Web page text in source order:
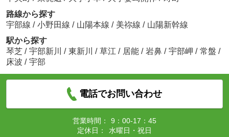
路線から探す
宇部線 / 小野田線 / 山陽本線 / 美祢線 / 山陽新幹線
駅から探す
琴芝 / 宇部新川 / 東新川 / 草江 / 居能 / 岩鼻 / 宇部岬 / 常盤 /
床波 / 宇部
電話でお問い合わせ
営業時間：
9：00-17：45
定休日：
水曜日・祝日